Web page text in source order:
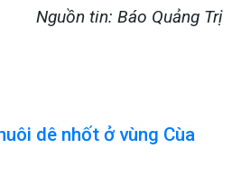
Nguồn tin: Báo Quảng Trị
dê nhốt ở vùng Cùa